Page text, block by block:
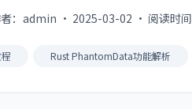
：admin · 2025-03-02 · 阅读时
Rust PhantomData功能解析